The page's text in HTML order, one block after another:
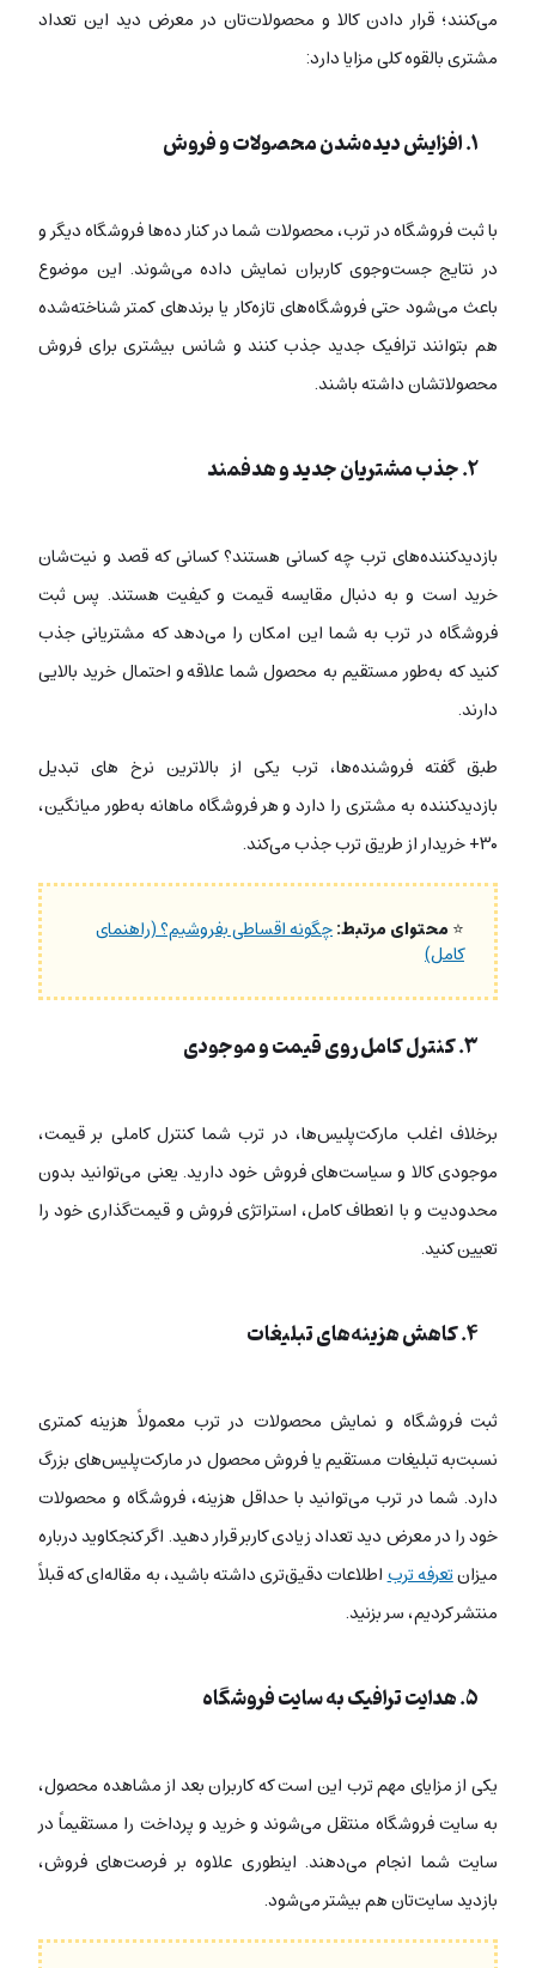
می‌کنند؛ قرار دادن کالا و محصولات‌تان در معرض دید این تعداد
مشتری بالقوه کلی مزایا دارد:
۱. افزایش دیده‌شدن محصولات و فروش
با ثبت فروشگاه در ترب، محصولات شما در کنار ده‌ها فروشگاه دیگر و
در نتایج جست‌وجوی کاربران نمایش داده می‌شوند. این موضوع
باعث می‌شود حتی فروشگاه‌های تازه‌کار یا برندهای کمتر شناخته‌شده
هم بتوانند ترافیک جدید جذب کنند و شانس بیشتری برای فروش
محصولاتشان داشته باشند.
۲. جذب مشتریان جدید و هدفمند
بازدیدکننده‌های ترب چه کسانی هستند؟ کسانی که قصد و نیت‌شان
خرید است و به دنبال مقایسه قیمت و کیفیت هستند. پس ثبت
فروشگاه در ترب به شما این امکان را می‌دهد که مشتریانی جذب
کنید که به‌طور مستقیم به محصول شما علاقه و احتمال خرید بالایی
دارند.
طبق گفته فروشنده‌ها، ترب یکی از بالاترین نرخ های تبدیل
بازدیدکننده به مشتری را دارد و هر فروشگاه ماهانه به‌طور میانگین،
۳۰+ خریدار از طریق ترب جذب می‌کند.
⭐محتوای مرتبط:چگونه اقساطی بفروشیم؟ (راهنمای
کامل)
۳. کنترل کامل روی قیمت و موجودی
برخلاف اغلب مارکت‌پلیس‌ها، در ترب شما کنترل کاملی بر قیمت،
موجودی کالا و سیاست‌های فروش خود دارید. یعنی می‌توانید بدون
محدودیت و با انعطاف کامل، استراتژی فروش و قیمت‌گذاری خود را
تعیین کنید.
۴. کاهش هزینه‌های تبلیغات
ثبت فروشگاه و نمایش محصولات در ترب معمولاً هزینه کمتری
نسبت‌به تبلیغات مستقیم یا فروش محصول در مارکت‌پلیس‌های بزرگ
دارد. شما در ترب می‌توانید با حداقل هزینه، فروشگاه و محصولات
خود را در معرض دید تعداد زیادی کاربر قرار دهید. اگر کنجکاوید درباره
میزانتعرفه ترباطلاعات دقیق‌تری داشته باشید، به مقاله‌ای که قبلاً
منتشر کردیم، سر بزنید.
۵. هدایت ترافیک به سایت فروشگاه
یکی از مزایای مهم ترب این است که کاربران بعد از مشاهده محصول،
به سایت فروشگاه منتقل می‌شوند و خرید و پرداخت را مستقیماً در
سایت شما انجام می‌دهند. اینطوری علاوه بر فرصت‌های فروش،
بازدید سایت‌تان هم بیشتر می‌شود.